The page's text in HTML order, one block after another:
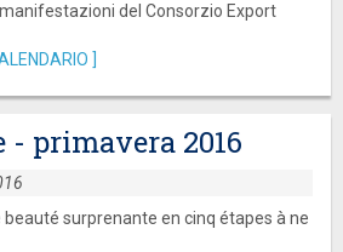
del Consorzio Export
]
- primavera 2016
beauté surprenante en cinq étapes à ne